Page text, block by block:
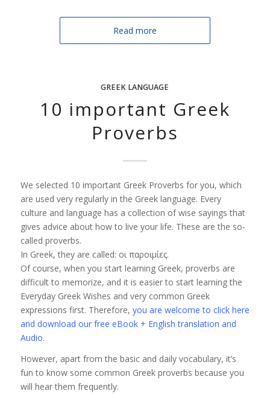
Read more
GREEK LANGUAGE
10 important Greek
Proverbs
We selected 10 important Greek Proverbs for you, which
are used very regularly in the Greek language. Every
culture and language has a collection of wise sayings that
gives advice about how to live your life. These are the so-
called proverbs.
In Greek, they are called: οι παροιμίες.
Of course, when you start learning Greek, proverbs are
difficult to memorize, and it is easier to start learning the
Everyday Greek Wishes and very common Greek
expressions first. Therefore, you are welcome to click here
and download our free eBook + English translation and
Audio.
However, apart from the basic and daily vocabulary, it’s
fun to know some common Greek proverbs because you
will hear them frequently.